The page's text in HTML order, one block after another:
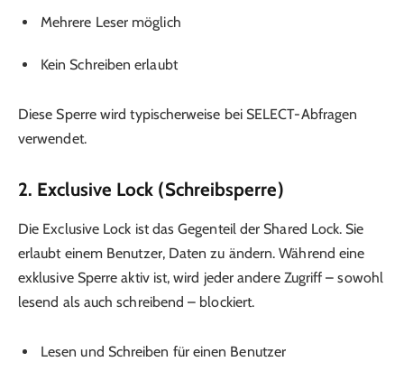
Mehrere Leser möglich
Kein Schreiben erlaubt
Diese Sperre wird typischerweise bei SELECT-Abfragen
verwendet.
2. Exclusive Lock (Schreibsperre)
Die Exclusive Lock ist das Gegenteil der Shared Lock. Sie
erlaubt einem Benutzer, Daten zu ändern. Während eine
exklusive Sperre aktiv ist, wird jeder andere Zugriff – sowohl
lesend als auch schreibend – blockiert.
Lesen und Schreiben für einen Benutzer